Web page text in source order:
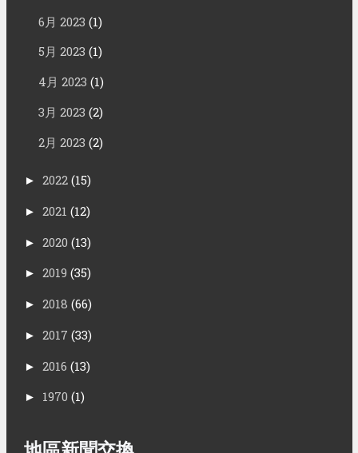
6月 2023 (1)
5月 2023 (1)
4月 2023 (1)
3月 2023 (2)
2月 2023 (2)
► 2022 (15)
► 2021 (12)
► 2020 (13)
► 2019 (35)
► 2018 (66)
► 2017 (33)
► 2016 (13)
► 1970 (1)